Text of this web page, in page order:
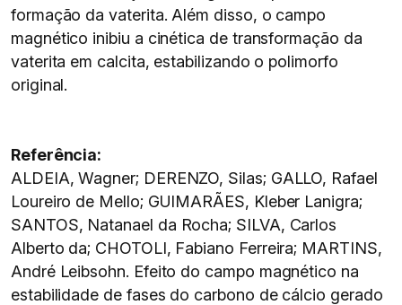
formação da vaterita. Além disso, o campo
magnético inibiu a cinética de transformação da
vaterita em calcita, estabilizando o polimorfo
original.
Referência:
ALDEIA, Wagner; DERENZO, Silas; GALLO, Rafael
Loureiro de Mello; GUIMARÃES, Kleber Lanigra;
SANTOS, Natanael da Rocha; SILVA, Carlos
Alberto da; CHOTOLI, Fabiano Ferreira; MARTINS,
André Leibsohn. Efeito do campo magnético na
estabilidade de fases do carbono de cálcio gerado